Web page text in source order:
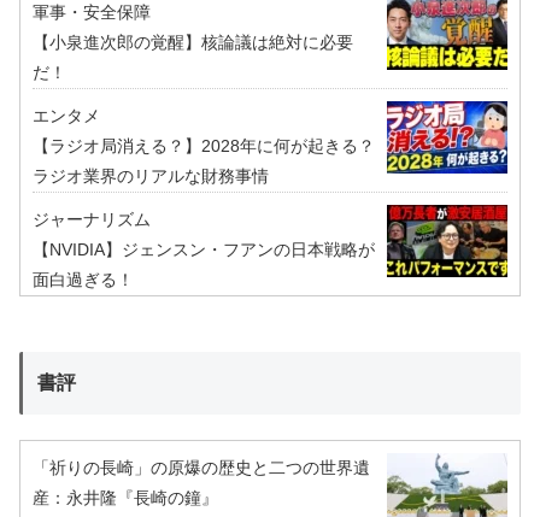
軍事・安全保障
【小泉進次郎の覚醒】核論議は絶対に必要
だ！
エンタメ
【ラジオ局消える？】2028年に何が起きる？
ラジオ業界のリアルな財務事情
ジャーナリズム
【NVIDIA】ジェンスン・フアンの日本戦略が
面白過ぎる！
書評
「祈りの長崎」の原爆の歴史と二つの世界遺
産：永井隆『長崎の鐘』